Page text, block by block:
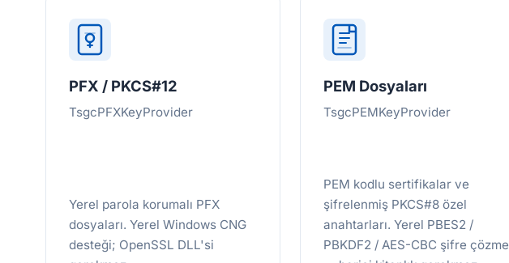
PFX / PKCS#12
TsgcPFXKeyProvider
Yerel parola korumalı PFX
dosyaları. Yerel Windows CNG
desteği; OpenSSL DLL'si
PEM Dosyaları
TsgcPEMKeyProvider
PEM kodlu sertifikalar ve
şifrelenmiş PKCS#8 özel
anahtarları. Yerel PBES2 /
PBKDF2 / AES-CBC şifre çözme